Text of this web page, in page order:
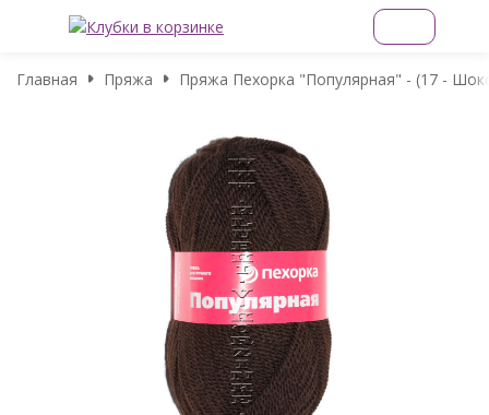
Главная Пряжа Пряжа Пехорка "Популярная" - (17 -